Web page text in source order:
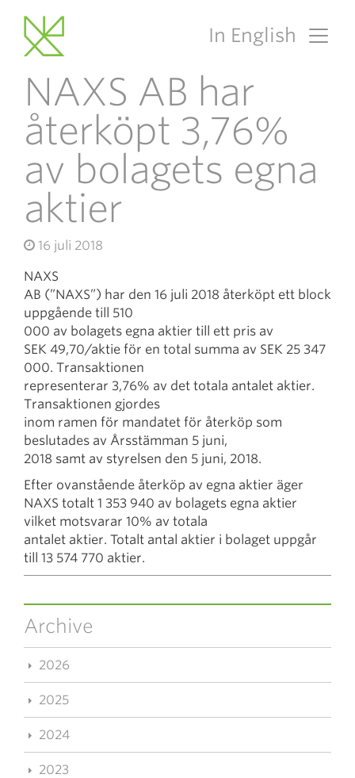
Main Navigation
In English
NAXS AB har
återköpt 3,76%
av bolagets egna
aktier
16 juli 2018
NAXS
AB (”NAXS”) har den 16 juli 2018 återköpt ett block
uppgående till 510
000 av bolagets egna aktier till ett pris av
SEK 49,70/aktie för en total summa av SEK 25 347
000. Transaktionen
representerar 3,76% av det totala antalet aktier.
Transaktionen gjordes
inom ramen för mandatet för återköp som
beslutades av Årsstämman 5 juni,
2018 samt av styrelsen den 5 juni, 2018.
Efter ovanstående återköp av egna aktier äger
NAXS totalt 1 353 940 av bolagets egna aktier
vilket motsvarar 10% av totala
antalet aktier. Totalt antal aktier i bolaget uppgår
till 13 574 770 aktier.
Archive
2026
2025
2024
2023